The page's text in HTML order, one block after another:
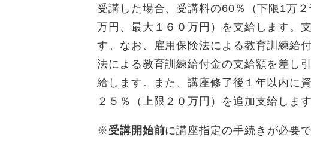
受講した場合、受講料の60％（下限1万
万円、最大１６０万円）を支給します。
す。なお、雇用保険法による教育訓練給
法による教育訓練給付金の支給額を差し
給します。また、講座修了後１年以内に
２５％（上限２０万円）を追加支給します
※ 受講開始前に講座指定の手続きが必要で